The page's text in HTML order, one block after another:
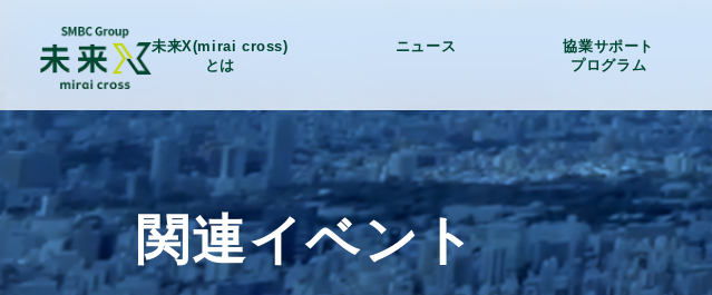
未来X(mirai cross)
とは
ニュース
協業サポート
プログラム
関連イベント